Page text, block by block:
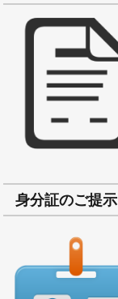
身分証のご提示